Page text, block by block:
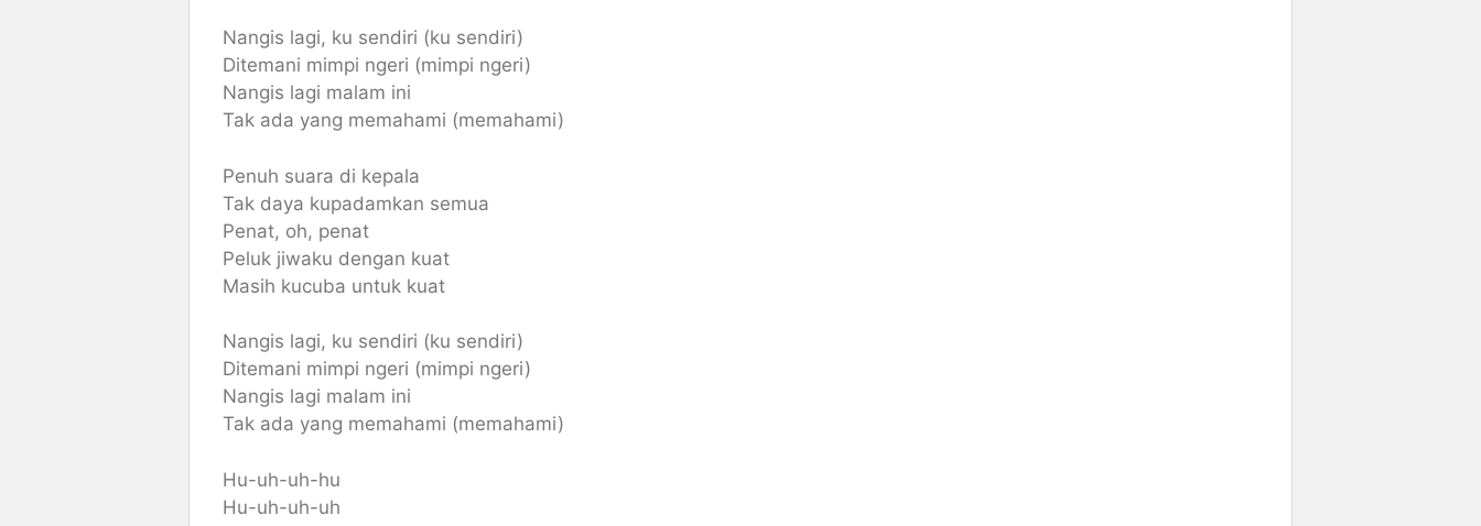
Nangis lagi, ku sendiri (ku sendiri)
Ditemani mimpi ngeri (mimpi ngeri)
Nangis lagi malam ini
Tak ada yang memahami (memahami)
Penuh suara di kepala
Tak daya kupadamkan semua
Penat, oh, penat
Peluk jiwaku dengan kuat
Masih kucuba untuk kuat
Nangis lagi, ku sendiri (ku sendiri)
Ditemani mimpi ngeri (mimpi ngeri)
Nangis lagi malam ini
Tak ada yang memahami (memahami)
Hu-uh-uh-hu
Hu-uh-uh-uh